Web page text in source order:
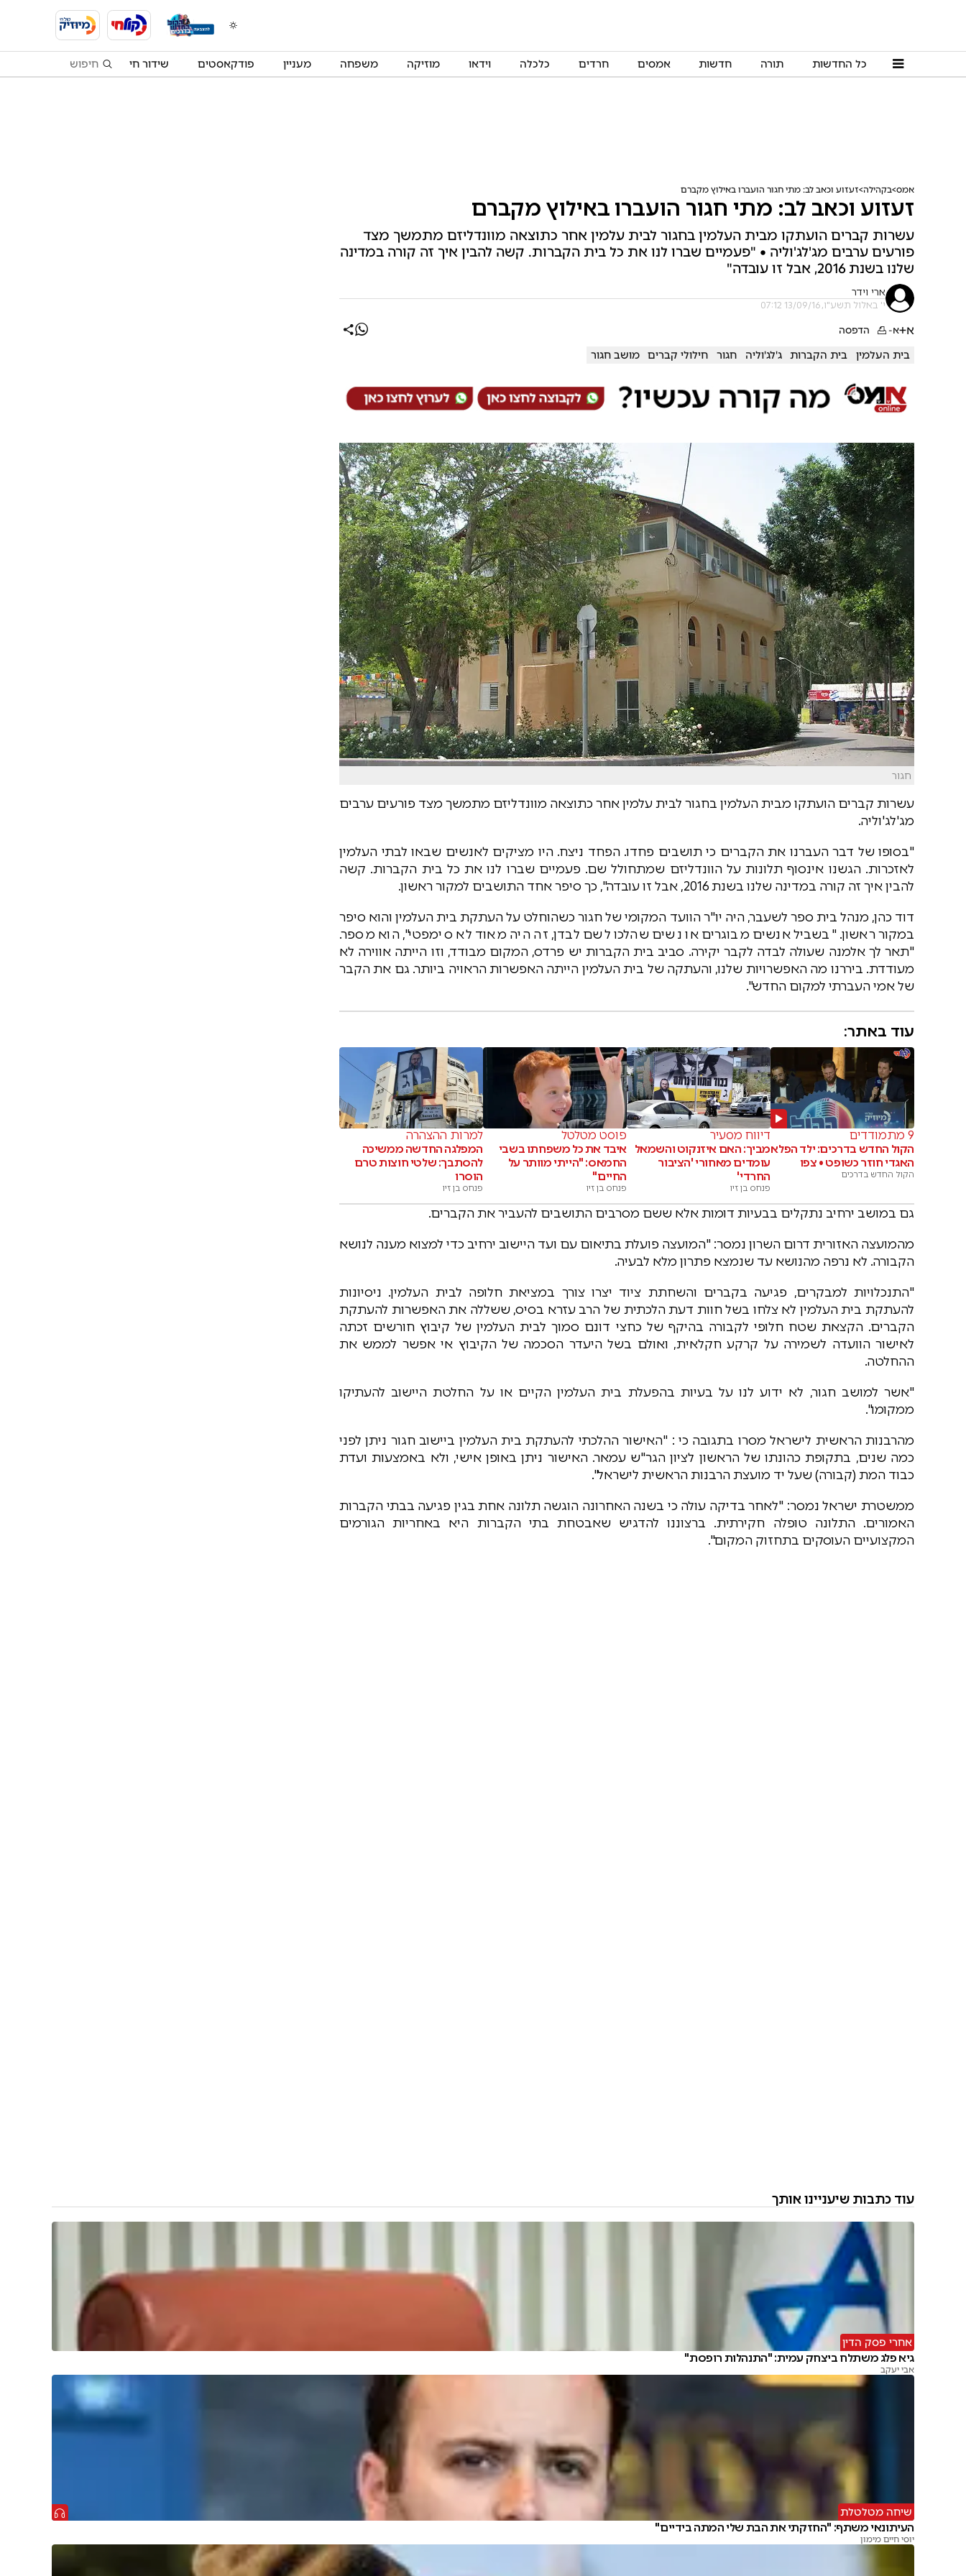
כל החדשות תורה חדשות אמסים חרדים כלכלה וידאו מוזיקה משפחה מעניין פודקאסטים שידור חי
אמס בקהילה זעזוע וכאב לב: מתי חגור הועברו באילוץ מקברם
זעזוע וכאב לב: מתי חגור הועברו באילוץ מקברם
עשרות קברים הועתקו מבית העלמין בחגור לבית עלמין אחר כתוצאה מוונדליזם מתמשך מצד
פורעים ערבים מג'לג'וליה • "פעמיים שברו לנו את כל בית הקברות. קשה להבין איך זה קורה במדינה
שלנו בשנת 2016, אבל זו עובדה"
ארי וידר
י' באלול תשע"ו, 13/09/16 07:12
א+א- הדפסה
בית העלמין בית הקברות ג'לג'וליה חגור חילולי קברים מושב חגור
חגור
עשרות קברים הועתקו מבית העלמין בחגור לבית עלמין אחר כתוצאה מוונדליזם מתמשך מצד פורעים ערבים
מג'לג'וליה.
"בסופו של דבר העברנו את הקברים כי תושבים פחדו. הפחד ניצח. היו מציקים לאנשים שבאו לבתי העלמין
לאזכרות. הגשנו אינסוף תלונות על הוונדליזם שמתחולל שם. פעמיים שברו לנו את כל בית הקברות. קשה
להבין איך זה קורה במדינה שלנו בשנת 2016, אבל זו עובדה", כך סיפר אחד התושבים למקור ראשון.
דוד כהן, מנהל בית ספר לשעבר, היה יו"ר הוועד המקומי של חגור כשהוחלט על העתקת בית העלמין והוא סיפר
במקור ראשון. "בשביל אנשים מבוגרים או נשים שהלכו לשם לבדן, זה היה מאוד לא סימפטי", הוא מספר.
"תאר לך אלמנה שעולה לבדה לקבר יקירה. סביב בית הקברות יש פרדס, המקום מבודד, וזו הייתה אווירה לא
מעודדת. ביררנו מה האפשרויות שלנו, והעתקה של בית העלמין הייתה האפשרות הראויה ביותר. גם את הקבר
של אמי העברתי למקום החדש".
עוד באתר:
9 מתמודדים
הקול החדש בדרכים: ילד הפלא
האגדי חוזר כשופט • צפו
הקול החדש בדרכים
דיווח מסעיר
מביך: האם איזנקוט והשמאל
עומדים מאחורי 'הציבור
החרדי'
פנחס בן זיו
פוסט מטלטל
איבד את כל משפחתו בשבי
החמאס: "הייתי מוותר על
החיים"
פנחס בן זיו
למרות ההצהרה
המפלגה החדשה ממשיכה
להסתבך: שלטי חוצות טרם
הוסרו
פנחס בן זיו
גם במושב ירחיב נתקלים בבעיות דומות אלא ששם מסרבים התושבים להעביר את הקברים.
מהמועצה האזורית דרום השרון נמסר: "המועצה פועלת בתיאום עם ועד היישוב ירחיב כדי למצוא מענה לנושא
הקבורה. לא נרפה מהנושא עד שנמצא פתרון מלא לבעיה.
"התנכלויות למבקרים, פגיעה בקברים והשחתת ציוד יצרו צורך במציאת חלופה לבית העלמין. ניסיונות
להעתקת בית העלמין לא צלחו בשל חוות דעת הלכתית של הרב עזרא בסיס, ששללה את האפשרות להעתקת
הקברים. הקצאת שטח חלופי לקבורה בהיקף של כחצי דונם סמוך לבית העלמין של קיבוץ חורשים זכתה
לאישור הוועדה לשמירה על קרקע חקלאית, ואולם בשל היעדר הסכמה של הקיבוץ אי אפשר לממש את
ההחלטה.
"אשר למושב חגור, לא ידוע לנו על בעיות בהפעלת בית העלמין הקיים או על החלטת היישוב להעתיקו
ממקומו".
מהרבנות הראשית לישראל מסרו בתגובה כי : "האישור ההלכתי להעתקת בית העלמין ביישוב חגור ניתן לפני
כמה שנים, בתקופת כהונתו של הראשון לציון הגר"ש עמאר. האישור ניתן באופן אישי, ולא באמצעות ועדת
כבוד המת (קבורה) שעל יד מועצת הרבנות הראשית לישראל".
ממשטרת ישראל נמסר: "לאחר בדיקה עולה כי בשנה האחרונה הוגשה תלונה אחת בגין פגיעה בבתי הקברות
האמורים. התלונה טופלה חקירתית. ברצוננו להדגיש שאבטחת בתי הקברות היא באחריות הגורמים
המקצועיים העוסקים בתחזוק המקום".
עוד כתבות שיעניינו אותך
אחרי פסק הדין
גיא פלג משתלח ביצחק עמית: "התנהלות רופסת"
אבי יעקב
שיחה מטלטלת
העיתונאי משתף: "החזקתי את הבת שלי המתה בידיים"
יוסי חיים מימון